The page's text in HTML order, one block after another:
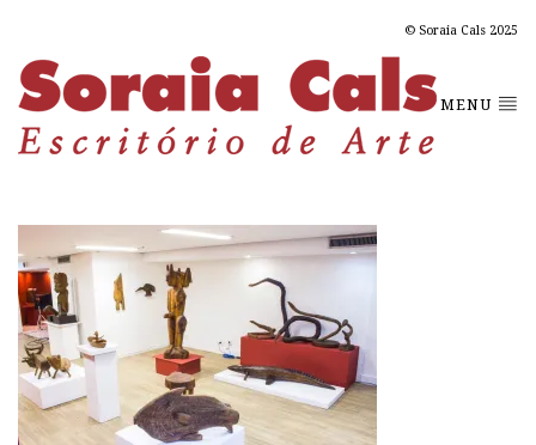
© Soraia Cals 2025
MENU